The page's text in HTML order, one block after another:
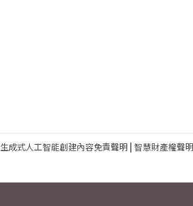
生成式人工智能創建內容免責聲明| 智慧財產權聲明